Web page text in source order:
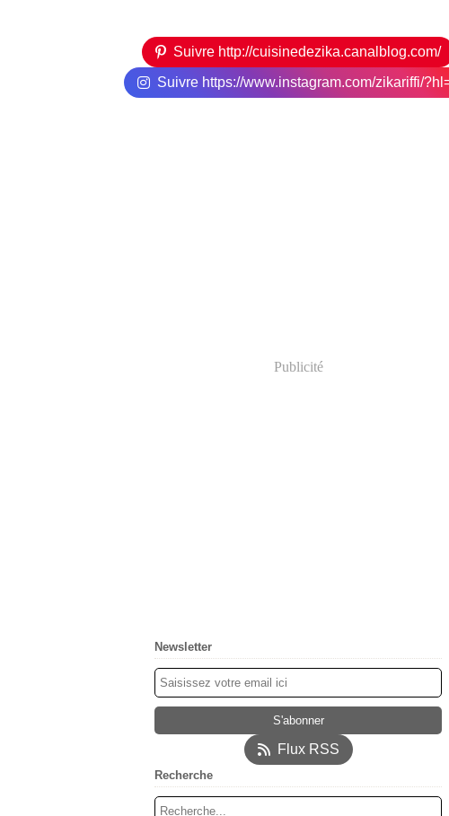
Suivre http://cuisinedezika.canalblog.com/
Suivre https://www.instagram.com/zikariffi/
Publicité
Newsletter
Flux RSS
Recherche